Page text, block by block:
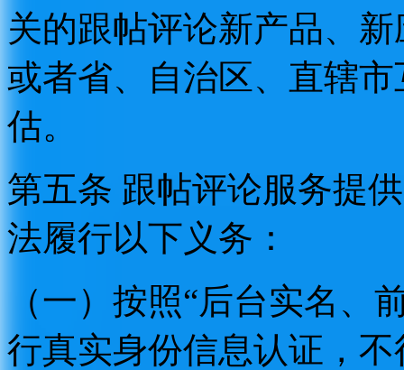
关的跟帖评论新产品、
或者省、自治区、直辖
估。
第五条 跟帖评论服务提
法履行以下义务：
（一）按照“后台实名、
行真实身份信息认证，